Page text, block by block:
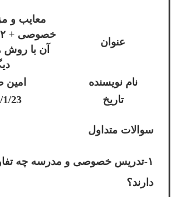
عنوان
معایب و
آن با
نام نویسنده
امین
تاریخ
1/23
سوالات متداول
۱-تدریس خصوصی و مدرسه چه
دارند؟